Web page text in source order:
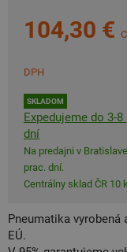
104,30 €
DPH
SKLADOM
Expedujeme do 3-8
dní
Na predajni v
prac. dní.
Centrálny sklad ČR 10
Pneumatika vyrobená
EÚ.